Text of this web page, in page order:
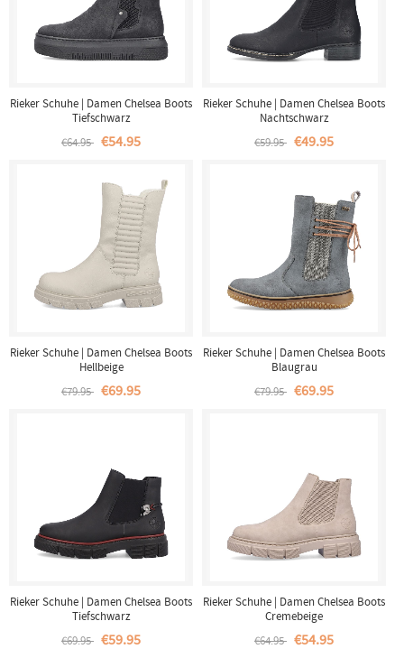
Rieker Schuhe | Damen Chelsea Boots
Tiefschwarz
€64.95 €54.95
Rieker Schuhe | Damen Chelsea Boots
Nachtschwarz
€59.95 €49.95
Rieker Schuhe | Damen Chelsea Boots
Hellbeige
€79.95 €69.95
Rieker Schuhe | Damen Chelsea Boots
Blaugrau
€79.95 €69.95
Rieker Schuhe | Damen Chelsea Boots
Tiefschwarz
€69.95 €59.95
Rieker Schuhe | Damen Chelsea Boots
Cremebeige
€64.95 €54.95